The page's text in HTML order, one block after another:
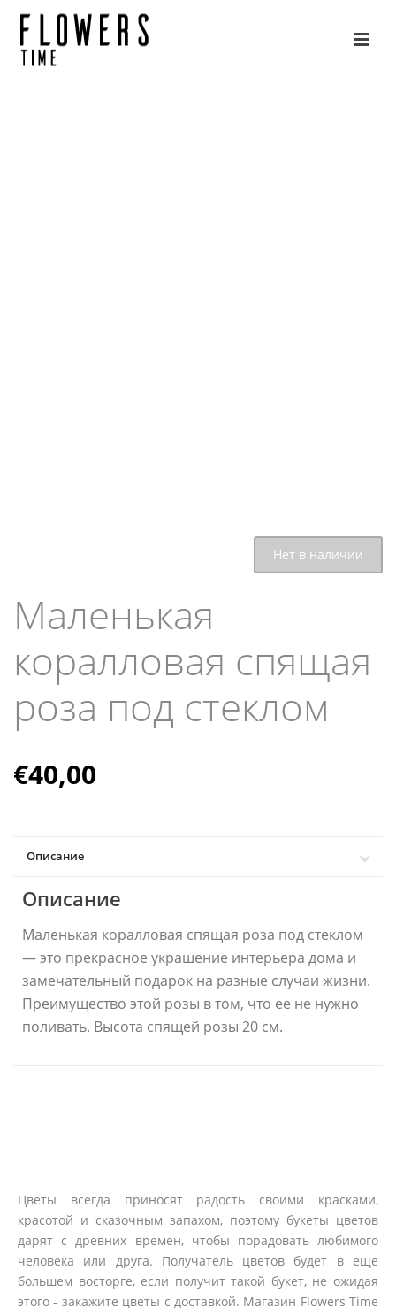
Нет в наличии
Маленькая
коралловая спящая
роза под стеклом
€40,00
Описание
Описание
Маленькая коралловая спящая роза под стеклом
— это прекрасное украшение интерьера дома и
замечательный подарок на разные случаи жизни.
Преимущество этой розы в том, что ее не нужно
поливать. Высота спящей розы 20 см.
Цветы всегда приносят радость своими красками,
красотой и сказочным запахом, поэтому букеты цветов
дарят с древних времен, чтобы порадовать любимого
человека или друга. Получатель цветов будет в еще
большем восторге, если получит такой букет, не ожидая
этого - закажите цветы с доставкой. Магазин Flowers Time